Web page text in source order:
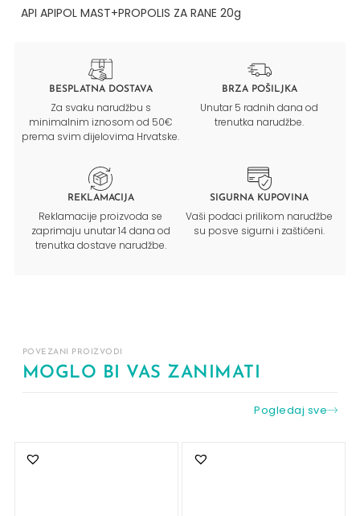
API APIPOL MAST+PROPOLIS ZA RANE 20g
BESPLATNA DOSTAVA
Za svaku narudžbu s
minimalnim iznosom od 50€
prema svim dijelovima Hrvatske.
BRZA POŠILJKA
Unutar 5 radnih dana od
trenutka narudžbe.
REKLAMACIJA
Reklamacije proizvoda se
zaprimaju unutar 14 dana od
trenutka dostave narudžbe.
SIGURNA KUPOVINA
Vaši podaci prilikom narudžbe
su posve sigurni i zaštićeni.
POVEZANI PROIZVODI
MOGLO BI VAS ZANIMATI
Pogledaj sve